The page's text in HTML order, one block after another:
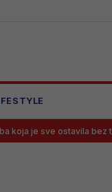
bez teksta: